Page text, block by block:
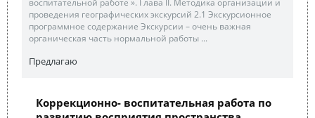
воспитательной работе ». Глава II. Методика организации и
проведения географических экскурсий 2.1 Экскурсионное
программное содержание Экскурсии – очень важная
органическая часть нормальной работы ...
Предлагаю
Коррекционно- воспитательная работа по